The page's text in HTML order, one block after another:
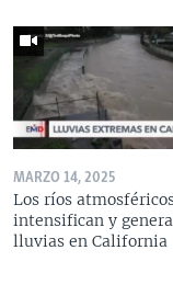
MARZO 14, 2025
Los ríos
intensifican y
lluvias en California